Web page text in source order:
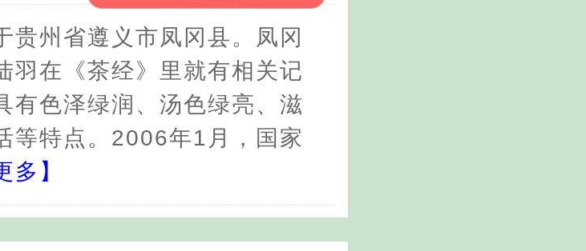
贵州省遵义市凤冈县。凤冈
羽在《茶经》里就有相关记
有色泽绿润、汤色绿亮、滋
等特点。2006年1月，国家
多】